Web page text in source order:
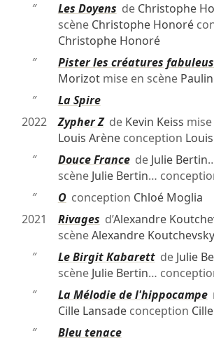
″
Les Doyens de Christophe
scène Christophe Honoré
Christophe Honoré
″
Pister les créatures
Morizotmise en scène
″
La Spire
2022
Zypher Zde Kevin Keiss
Louis Arèneconception
″
Douce Francede Julie Bertin
scène Julie Bertin…
″
Oconception Chloé Moglia
2021
Rivages d’Alexandre
scèneAlexandre Koutchevsky
″
Le Birgit Kabarettde Julie
scène Julie Bertin…
″
La Mélodie de l'hippocampe
Cille Lansadeconception
″
Bleu tenace